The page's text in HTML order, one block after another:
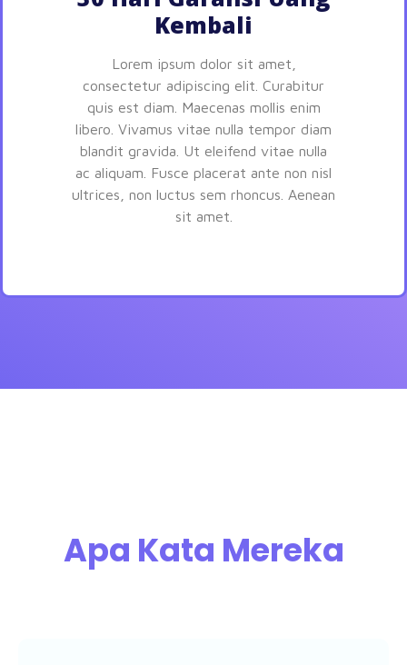
Kembali
Lorem ipsum dolor sit amet,
consectetur adipiscing elit. Curabitur
quis est diam. Maecenas mollis enim
libero. Vivamus vitae nulla tempor diam
blandit gravida. Ut eleifend vitae nulla
ac aliquam. Fusce placerat ante non nisl
ultrices, non luctus sem rhoncus. Aenean
sit amet.
Apa Kata Mereka